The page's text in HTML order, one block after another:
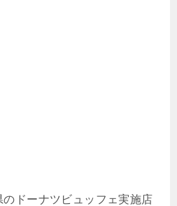
のドーナツビュッフェ実施店